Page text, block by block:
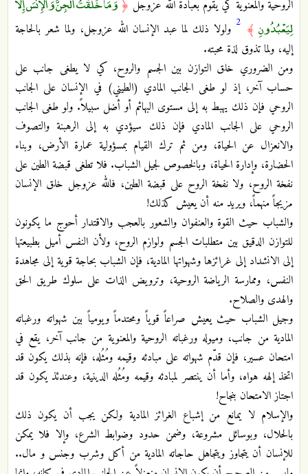
الروحية والمعنوية كي يقوم بعبادة الله عزوجل ﴿
لِيَعْبُدُونِ﴾ 2 ولولا ذلك لما عبد الإنسان الله عزوجل، ولما شعر بالحاجة
إليه، ولما تذوق لذة محبته.
ومن الضروري خلق التوازن بين الجسم والروح، كي لا يطغى جانب على
حساب آخر، إذ لو طغى الجانب المادي (الطيني) في الإنسان على الجانب
الروحي فإن ذلك يهبط به إلى مستوى البهائم أو أضل سبيلاً. ولو طغى الجانب
الروحي على الجانب المادي فإن ذلك سيؤدي به إلى الرهبنة والتصوف
والانعزال عن الحياة، ومن ثم ترك القيام بمسؤولية عمارة الأرض، وبناء
الحضارة، وإدارة الحياة، وبالخصوص لجيل الشباب. فلا تطغى قبضة الطين على
نفخة الروح، ولا نفخة الروح على قبضة الطين، فالله عزوجل خلق الإنسان
مزيجاً منهماً، ويريد منه أن يعيش كذلك!
والشباب حيث القوة والعنفوان والشعور بالعجب والاقتدار أحوج ما يكونون
للتوازن الدقيق بين متطلبات الجسم ولوازم الروح، ولأن النفس أميل بطبيعتها
إلى الانشداد إلى غرائزها وشهواتها المادية، فإن الشباب بحاجة قوية إلى مجاهدة
النفس، وممارسة الرياضة الروحية، وترويض الذات على سلوك طريق الحق
والهدى والصلاح.
وجيل الشباب حيث يعيش صراعاً قوياً ومحتدماً ويومياً بين شهواته ورغباته
المادية من جانب، وميوله ورغباته الروحية والمعنوية من جانب آخر، يقع في
امتحان عسير، فإن قدّم شهواته على مبادئه وقيمه ومُثُله، فإنه بذلك يكون قد
اتخذ إلهه هواه، وأما أن ينتصر لمبادئه وقيمه ومُثُله الدينية، وعندئذ يكون قد
اجتاز الامتحان بنجاح!
والإسلام لا يمانع من إشباع الغرائز المادية ولكن يجب أن يكون ذلك
بالحلال، وبوسائل مشروعة، وضمن حدود وضوابط الشرع، وإلا فلا يمكن
للإنسان أن يتجاوز ويتجاهل حاجاته المادية من أكل وشرب وجنس و مال..